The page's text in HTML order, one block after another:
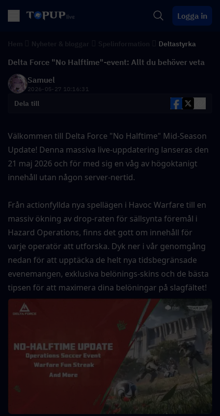
Logga in
Deltastyrka
Delta Force "No Halftime"-event: Allt du behöver veta
Samuel
2026-05-27 10:16:31
Dela till
Välkommen till Delta Force "No Halftime" Mid-Season
Update! Denna massiva live-uppdatering lanseras den
21 maj 2026 och för med sig en våg av högoktanigt
innehåll utan någon server-nertid.
Från actionfyllda nya spellägen i Havoc Warfare till en
massiv ökning av drop-raten för sällsynta föremål i
Hazard Operations, finns det gott om innehåll för
varje operatör att utforska. Dyk ner i vår genomgång
nedan för att upptäcka de helt nya tidsbegränsade
evenemangen, exklusiva belönings-skins och de bästa
tipsen för att maximera dina belöningar på slagfältet!